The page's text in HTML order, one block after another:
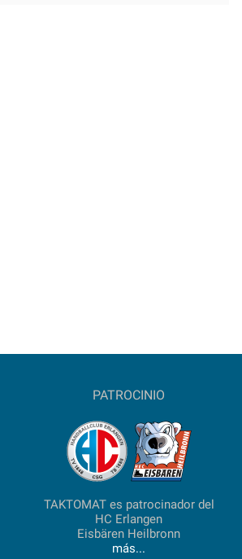
PATROCINIO
TAKTOMAT es patrocinador del
HC Erlangen
Eisbären Heilbronn
más...